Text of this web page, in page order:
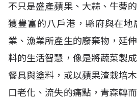
不只是盛產蘋果、大蒜、牛蒡
獲豐富的八戶港，縣府與在
業、漁業所產生的廢棄物，延
料的生活智慧，像是將蔬菜製
餐具與塗料，或以蘋果渣栽培
口老化、流失的痛點，青森轉